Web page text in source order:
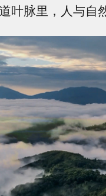
叶脉里，人与自